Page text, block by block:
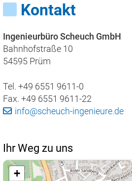
Kontakt
Ingenieurbüro Scheuch GmbH
Bahnhofstraße 10
54595 Prüm
Tel. +49 6551 9611-0
Fax. +49 6551 9611-22
info@scheuch-ingenieure.de
Ihr Weg zu uns
+